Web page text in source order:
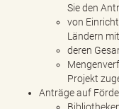
Sie den
von
Ländern
deren
Projekt
Anträge auf